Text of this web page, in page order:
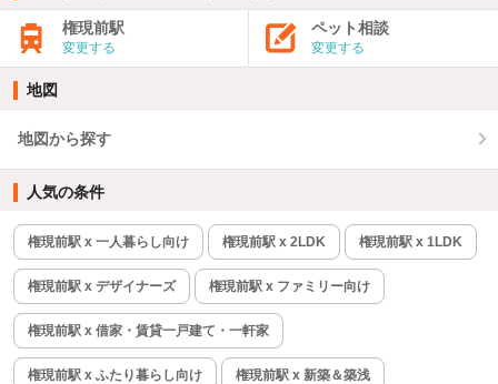
権現前駅
変更する
ペット相談
変更する
地図
地図から探す
人気の条件
権現前駅 x 一人暮らし向け 権現前駅 x 2LDK 権現前駅 x 1LDK
権現前駅 x デザイナーズ 権現前駅 x ファミリー向け
権現前駅 x 借家・賃貸一戸建て・一軒家
権現前駅 x ふたり暮らし向け 権現前駅 x 新築＆築浅